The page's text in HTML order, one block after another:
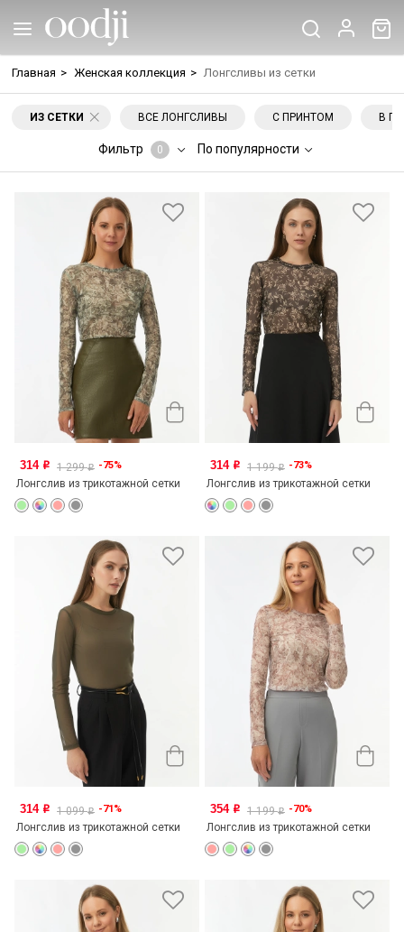
Главная > Женская коллекция > Лонгсливы из сетки
ИЗ СЕТКИ ВСЕ ЛОНГСЛИВЫ С ПРИНТОМ В
Фильтр 0 По популярности
314 o 1 299o -75%
Лонгслив из трикотажной сетки
314 o 1 199o -73%
Лонгслив из трикотажной сетки
314 o 1 099o -71%
Лонгслив из трикотажной сетки
354 o 1 199o -70%
Лонгслив из трикотажной сетки